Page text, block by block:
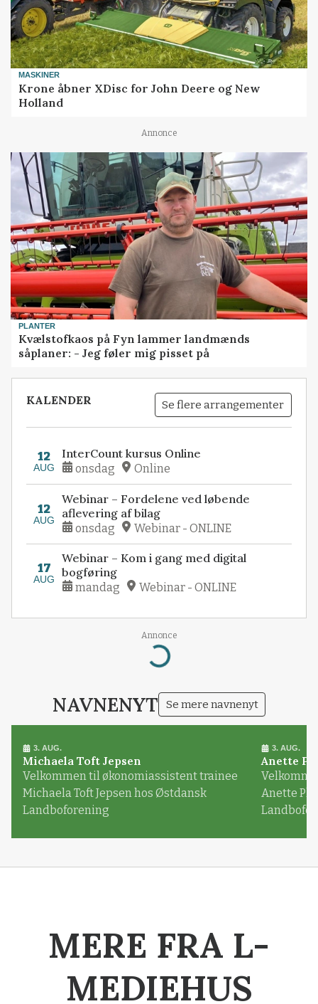
MASKINER
Krone åbner XDisc for John Deere og New
Holland
Annonce
PLANTER
Kvælstofkaos på Fyn lammer landmænds
såplaner: - Jeg føler mig pisset på
KALENDER Se flere arrangementer
12
AUG
InterCount kursus Online
onsdag Online
12
AUG
Webinar – Fordelene ved løbende
aflevering af bilag
onsdag Webinar - ONLINE
17
AUG
Webinar – Kom i gang med digital
bogføring
mandag Webinar - ONLINE
Annonce
Loading...
NAVNENYT Se mere navnenyt
3. AUG.
Michaela Toft Jepsen
Velkommen til økonomiassistent trainee
Michaela Toft Jepsen hos Østdansk
Landboforening
3. AUG.
Anette
Anette
MERE FRA L-
MEDIEHUS